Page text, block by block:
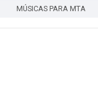
MÚSICAS PARA MTA